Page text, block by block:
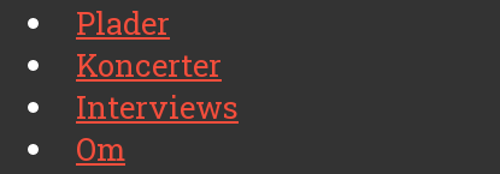
Plader
Koncerter
Interviews
Om